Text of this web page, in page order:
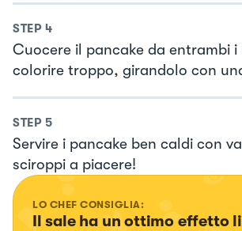
STEP 4
Cuocere il pancake da entrambi
colorire troppo, girandolo con
STEP 5
Servire i pancake ben caldi con
sciroppi a piacere!
LO CHEF CONSIGLIA:
Il sale ha un ottimo effetto